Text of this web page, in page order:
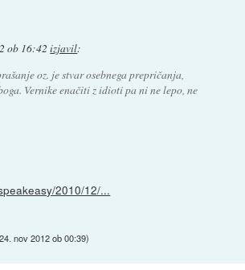
ob 16:42 izjavil:
oz. je stvar osebnega prepričanja,
Vernike enačiti z idioti pa ni ne lepo, ne
2010/12/...
24. nov 2012 ob 00:39)